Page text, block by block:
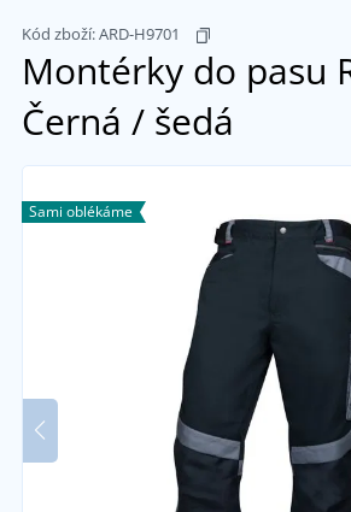
Kód zboží:ARD-H9701
Montérky do pasu
Černá / šedá
Sami oblékáme